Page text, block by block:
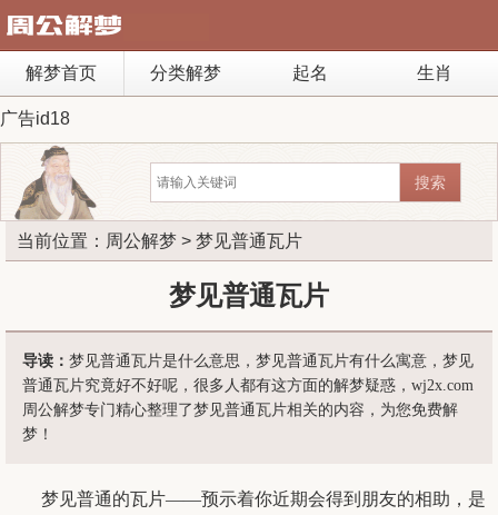
解梦首页 分类解梦 起名 生肖
广告id18
当前位置： 周公解梦 > 梦见普通瓦片
梦见普通瓦片
导读： 梦见普通瓦片是什么意思，梦见普通瓦片有什么寓意，梦见
普通瓦片究竟好不好呢，很多人都有这方面的解梦疑惑，wj2x.com
周公解梦专门精心整理了梦见普通瓦片相关的内容，为您免费解
梦！
梦见普通的瓦片——预示着你近期会得到朋友的相助，是